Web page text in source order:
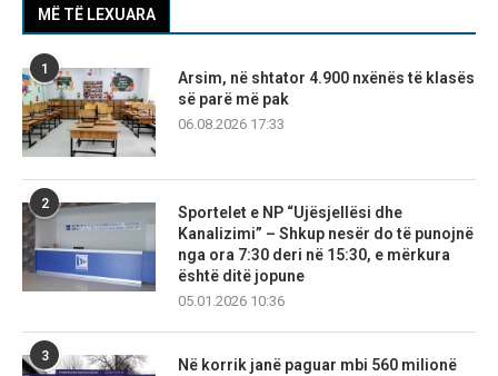
MË TË LEXUARA
1
Arsim, në shtator 4.900 nxënës të klasës
së parë më pak
06.08.2026 17:33
2
Sportelet e NP “Ujësjellësi dhe
Kanalizimi” – Shkup nesër do të punojnë
nga ora 7:30 deri në 15:30, e mërkura
është ditë jopune
05.01.2026 10:36
3
Në korrik janë paguar mbi 560 milionë